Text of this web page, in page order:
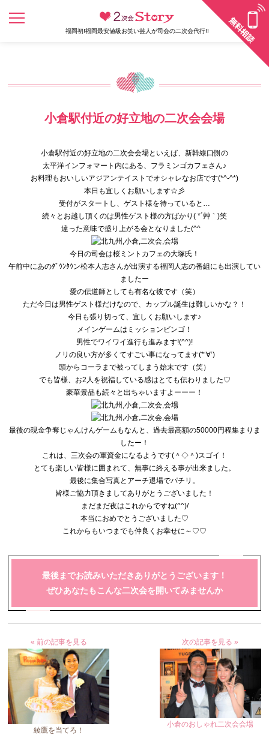
福岡初!福岡最安値級お笑い芸人が司会の二次会代行!!
小倉駅付近の好立地の二次会会場
小倉駅付近の好立地の二次会会場といえば、新幹線口側の
太平洋インフォマート内にある、フラミンゴカフェさん♪
お料理もおいしいアジアンテイストでオシャレなお店です(*^-^*)
本日も宜しくお願いします☆彡
受付がスタートし、ゲスト様を待っていると…
続々とお越し頂くのは男性ゲスト様の方ばかり( *´艸｀)笑
違った意味で盛り上がる会となりました(^^ゞ
今日の司会は桜ミントカフェの大塚氏！
午前中にあのﾀﾞｳﾝﾀｳン松本人志さんが出演する福岡人志の番組にも出演してい
ましたー
愛の伝道師としても有名な彼です（笑）
ただ今日は男性ゲスト様だけなので、カップル誕生は難しいかな？ ！
今日も張り切って、宜しくお願いします♪
メインゲームはミッションビンゴ！
男性でワイワイ進行も進みます!(^^)!
ノリの良い方が多くてすごい事になってます(*‘∀‘)
頭からコーラまで被ってしまう始末です（笑）
でも皆様、お2人を祝福している感はとても伝わりました♡
豪華景品も続々と出ちゃいますよーーー！
最後の現金争奪じゃんけんゲームもなんと、 過去最高額の50000円程集まりま
したー！
これは、三次会の軍資金になるようです(＾◇＾)スゴイ！
とても楽しい皆様に囲まれて、無事に終える事が出来ました。
最後に集合写真とアーチ退場でパチリ。
皆様ご協力頂きましてありがとうございました！
まだまだ夜はこれからですね(^^)/
本当におめでとうございました♡
これからもいつまでも仲良くお幸せに～♡♡
最後までお読みいただきありがとうございます！
ぜひあなたもこんな二次会を開いてみませんか
« 前の記事を見る
綾鷹を当てろ！
次の記事を見る »
小倉のおしゃれ二次会会場